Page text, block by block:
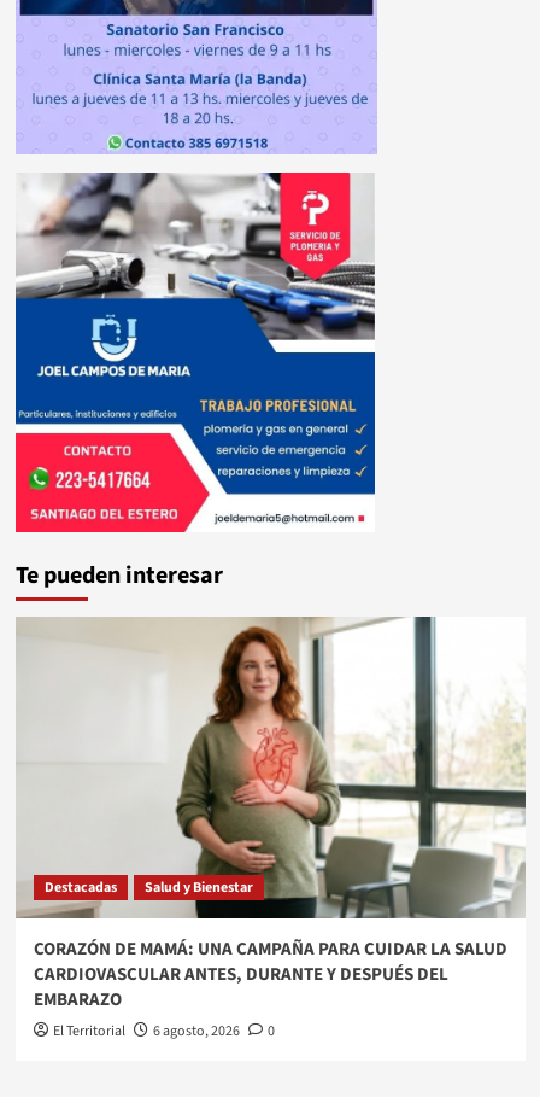
Te pueden interesar
Destacadas Salud y Bienestar
​CORAZÓN DE MAMÁ: UNA CAMPAÑA PARA CUIDAR LA SALUD
CARDIOVASCULAR ANTES, DURANTE Y DESPUÉS DEL
EMBARAZO
El Territorial 6 agosto, 2026 0